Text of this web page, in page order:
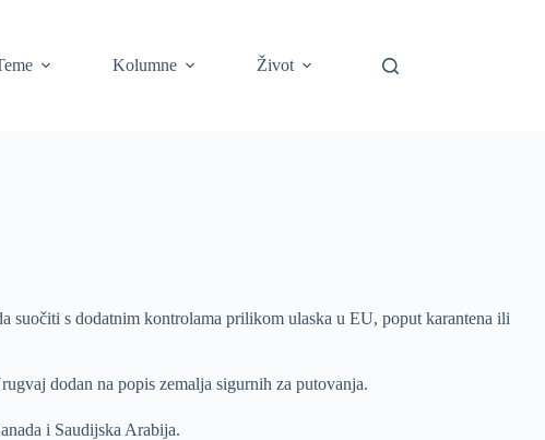
Kolumne Život
suočiti s dodatnim kontrolama prilikom ulaska u EU, poput karantena ili
dodan na popis zemalja sigurnih za putovanja.
i Saudijska Arabija.